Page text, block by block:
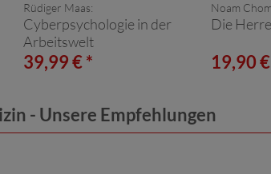
Rüdiger Maas:
Cyberpsychologie in der
Arbeitswelt
39,99 € *
Noam
Die
19,90
- Unsere Empfehlungen